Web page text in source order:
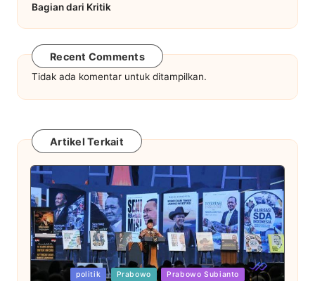
Bagian dari Kritik
Recent Comments
Tidak ada komentar untuk ditampilkan.
Artikel Terkait
Posted
politik Prabowo Prabowo Subianto